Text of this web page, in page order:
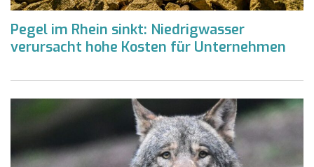
Pegel im Rhein sinkt: Niedrigwasser
verursacht hohe Kosten für Unternehmen